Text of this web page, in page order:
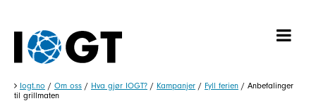
Iogt.no / Om oss / Hva gjør IOGT? / Kampanjer / Fyll ferien / Anbefalinger
til grillmaten